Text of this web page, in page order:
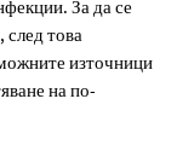
За да се
след това
източници
на по-